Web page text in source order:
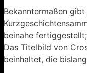
Bekanntermaßen gibt
beinahe
Das Titelbild von
beinhaltet, die